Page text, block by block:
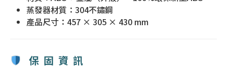
蒸發器材質：304不鏽鋼
產品尺寸：457 × 305 × 430 mm
保固資訊